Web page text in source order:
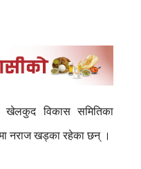
खेलकुद विकास समितिका
नराज खड्का रहेका छन् ।